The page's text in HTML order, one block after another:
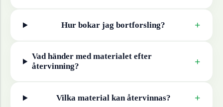
Hur bokar jag bortforsling? +
Vad händer med materialet efter
återvinning?
+
Vilka material kan återvinnas? +